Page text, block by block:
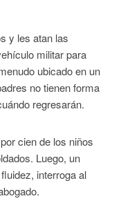
y les atan las
militar para
ubicado en un
no tienen forma
regresarán.
cien de los niños
Luego, un
interroga al